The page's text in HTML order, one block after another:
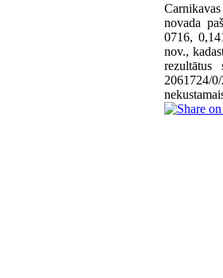
novada
0716,
nov.,
rezultātus
2061724/